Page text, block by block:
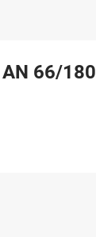
66/180